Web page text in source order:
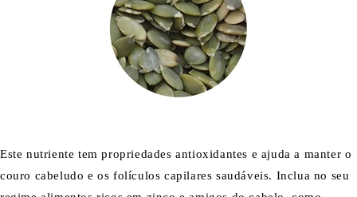
Este nutriente tem propriedades antioxidantes e ajuda a manter o
couro cabeludo e os folículos capilares saudáveis. Inclua no seu